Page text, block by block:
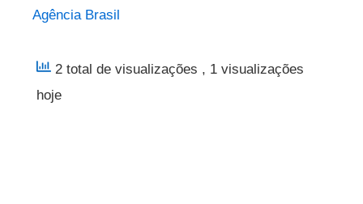
Agência Brasil
2 total de visualizações , 1 visualizações
hoje